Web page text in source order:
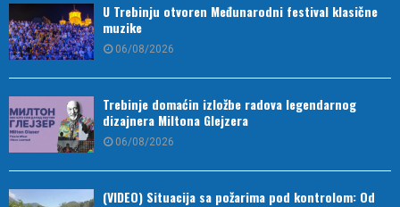
U Trebinju otvoren Međunarodni festival klasične
muzike
06/08/2026
Trebinje domaćin izložbe radova legendarnog
dizajnera Miltona Glejzera
06/08/2026
(VIDEO) Situacija sa požarima pod kontrolom: Od